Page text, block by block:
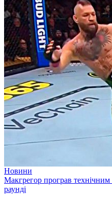
Новини
Макгрегор програв
раунді